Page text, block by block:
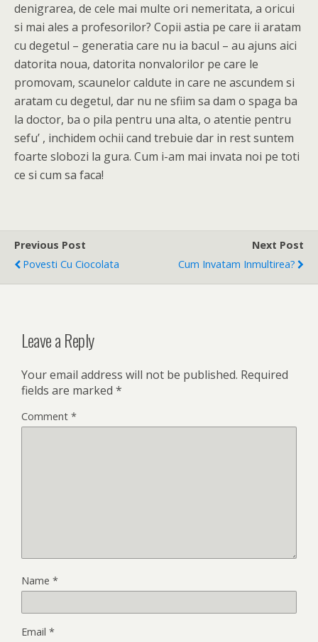
denigrarea, de cele mai multe ori nemeritata, a oricui
si mai ales a profesorilor? Copii astia pe care ii aratam
cu degetul – generatia care nu ia bacul – au ajuns aici
datorita noua, datorita nonvalorilor pe care le
promovam, scaunelor caldute in care ne ascundem si
aratam cu degetul, dar nu ne sfiim sa dam o spaga ba
la doctor, ba o pila pentru una alta, o atentie pentru
sefu’ , inchidem ochii cand trebuie dar in rest suntem
foarte slobozi la gura. Cum i-am mai invata noi pe toti
ce si cum sa faca!
Previous Post
Povesti Cu Ciocolata
Next Post
Cum Invatam Inmultirea?
Leave a Reply
Your email address will not be published. Required
fields are marked *
Comment *
Name *
Email *